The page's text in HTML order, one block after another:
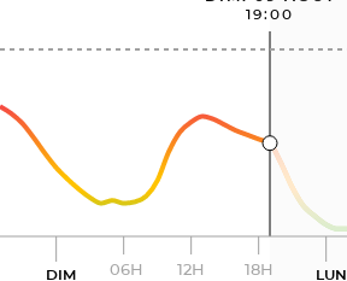
19:00
DIM 06H 12H 18H LUN